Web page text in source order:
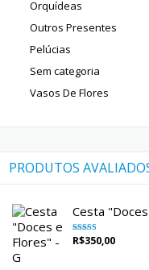
Orquídeas
Outros Presentes
Pelúcias
Sem categoria
Vasos De Flores
PRODUTOS
Cesta
Avaliação
5.00de 5
R$350,00